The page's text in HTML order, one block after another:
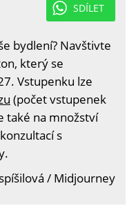
SDÍLET
bydlení? Navštivte
který se
Vstupenku lze
(počet vstupenek
také na množství
s
/ Midjourney